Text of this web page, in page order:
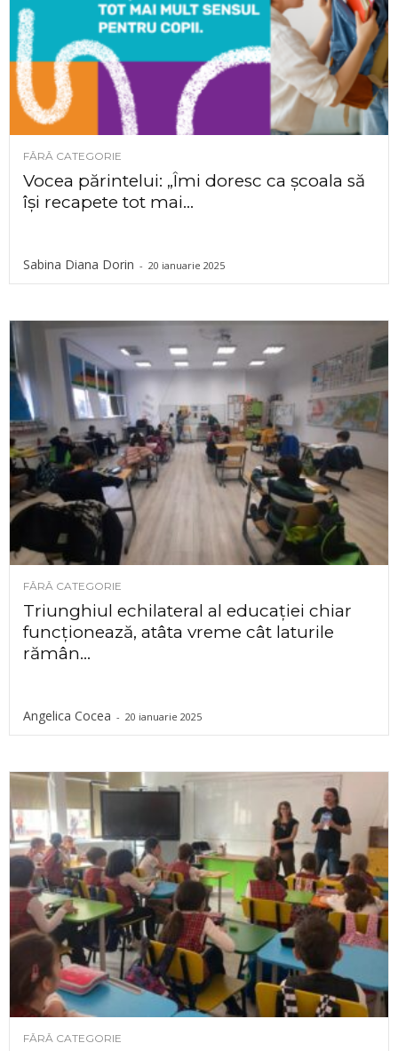
FĂRĂ CATEGORIE
Vocea părintelui: „Îmi doresc ca școala să
își recapete tot mai...
Sabina Diana Dorin - 20 ianuarie 2025
FĂRĂ CATEGORIE
Triunghiul echilateral al educației chiar
funcționează, atâta vreme cât laturile
rămân...
Angelica Cocea - 20 ianuarie 2025
FĂRĂ CATEGORIE